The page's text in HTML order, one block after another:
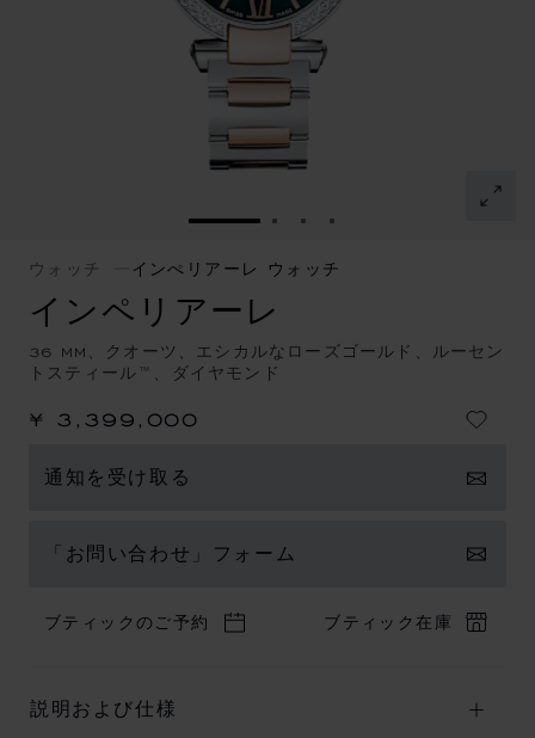
スライドに移動 1
スライドに移動 2
スライドに移動 3
スライドに移動 4
ウォッチ インぺリアーレ ウォッチ
インペリアーレ
36 MM、クオーツ、エシカルなローズゴールド、ルーセン
トスティール™、ダイヤモンド
¥ 3,399,000
通知を受け取る
「お問い合わせ」フォーム
ブティックのご予約 ブティック在庫
説明および仕様